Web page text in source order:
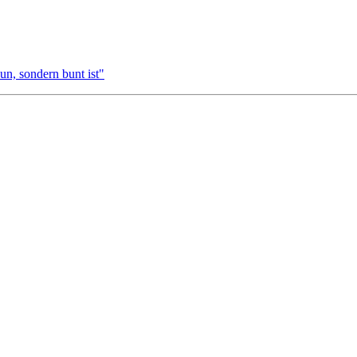
sondern bunt ist"